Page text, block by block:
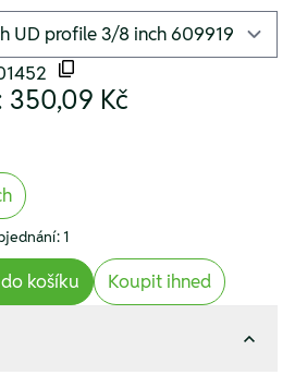
350,09 Kč
1
košíku Koupit ihned